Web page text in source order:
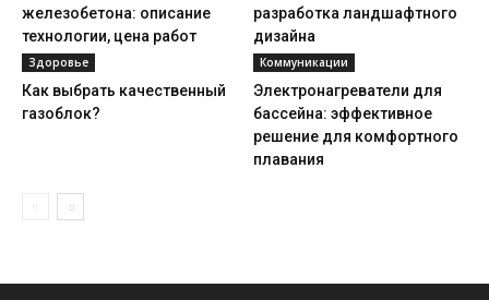
железобетона: описание
технологии, цена работ
разработка ландшафтного
дизайна
Здоровье
Как выбрать качественный
газоблок?
Коммуникации
Электронагреватели для
бассейна: эффективное
решение для комфортного
плавания